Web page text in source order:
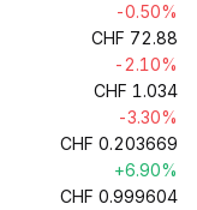
-0.50%
CHF 72.88
-2.10%
CHF 1.034
-3.30%
CHF 0.203669
+6.90%
CHF 0.999604